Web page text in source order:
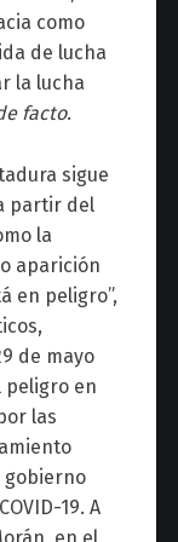
como
de lucha
la lucha
facto.
sigue
partir del
la
aparición
en peligro”,
de mayo
peligro en
las
gobierno
19. A